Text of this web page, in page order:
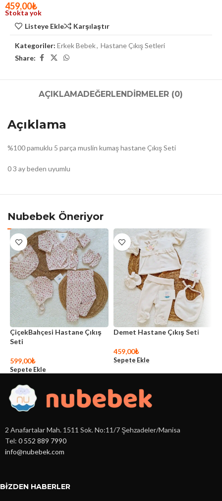
459,00₺
Stokta yok
Listeye Ekle
Karşılaştır
Kategoriler: Erkek Bebek, Hastane Çıkış Setleri
Share:
AÇIKLAMADEĞERLENDIRMELER (0)
Açıklama
%100 pamuklu 5 parça muslin kumaş hastane Çıkış Seti
0 3 ay beden uyumlu
Nubebek Öneriyor
ÇiçekBahçesi Hastane Çıkış
Seti
599,00₺
Sepete Ekle
Demet Hastane Çıkış Seti
459,00₺
Sepete Ekle
2 Anafartalar Mah. 1511 Sok. No:11/7 Şehzadeler/Manisa
Tel: 0 552 889 7990
info@nubebek.com
BIZDEN HABERLER